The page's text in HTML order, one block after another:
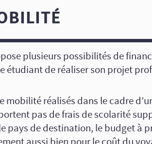
plusieurs possibilités de
étudiant de réaliser son projet
mobilité réalisés dans le cadre
pas de frais de scolarité
pays de destination, le budget à